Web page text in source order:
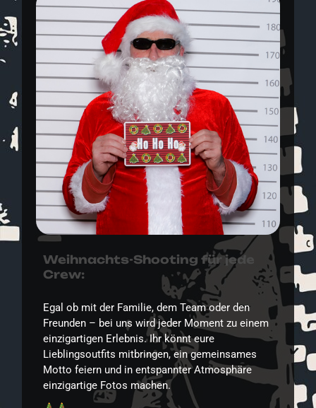
Weihnachts-Shooting für jede
Crew:
Egal ob mit der Familie, dem Team oder den
Freunden – bei uns wird jeder Moment zu einem
einzigartigen Erlebnis. Ihr könnt eure
Lieblingsoutfits mitbringen, ein gemeinsames
Motto feiern und in entspannter Atmosphäre
einzigartige Fotos machen.